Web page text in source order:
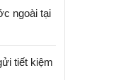
ngoài tại
tiết kiệm